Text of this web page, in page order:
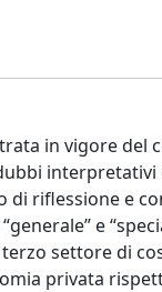
in vigore del
riflessione e
e
settore di
privata